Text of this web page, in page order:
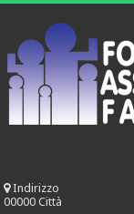
Indirizzo
00000 Città